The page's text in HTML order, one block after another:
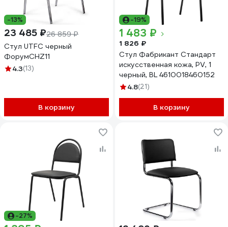
-13%
23 485 ₽26 859 ₽
Стул UTFC черный
ФорумСНZ11
4.3(13)
В корзину
-19%
1 483 ₽
1 826 ₽
Стул Фабрикант Стандарт
искусственная кожа, PV, 1
черный, BL 4610018460152
4.8(21)
В корзину
-27%